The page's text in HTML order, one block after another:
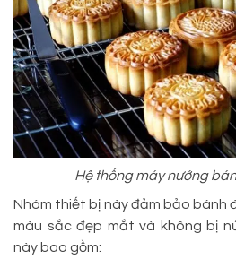
Hệ thống máy nướng
Nhóm thiết bị này đảm bảo bánh
màu sắc đẹp mắt và không bị
này bao gồm: